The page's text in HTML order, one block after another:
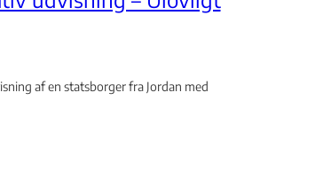
af en statsborger fra Jordan med